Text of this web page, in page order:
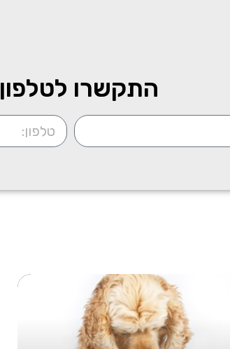
התקשרו לטלפון